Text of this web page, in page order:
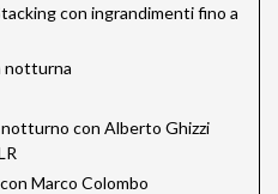
con ingrandimenti fino a
notturna
con Alberto Ghizzi
Marco Colombo